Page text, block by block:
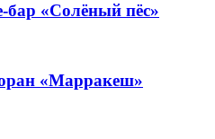
бар «Солёный пёс»
«Марракеш»